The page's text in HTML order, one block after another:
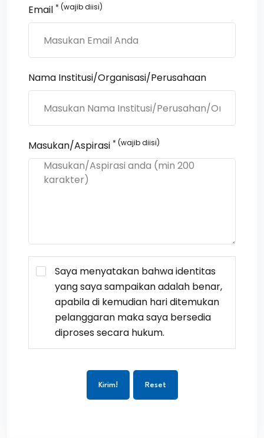
Email * (wajib diisi)
Nama Institusi/Organisasi/Perusahaan
Masukan/Aspirasi * (wajib diisi)
Saya menyatakan bahwa identitas
yang saya sampaikan adalah benar,
apabila di kemudian hari ditemukan
pelanggaran maka saya bersedia
diproses secara hukum.
Kirim! Reset